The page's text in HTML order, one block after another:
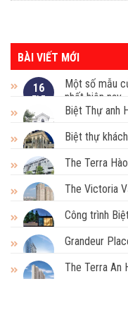
BÀI VIẾT MỚI
16
Th7
Một số mẫu
nhất hiện nay
Biệt Thự anh
Biệt thự
The Terra
The Victoria
Công trình
Grandeur
The Terra An